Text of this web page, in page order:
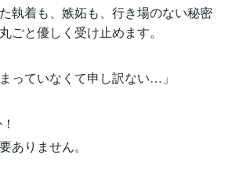
執着も、嫉妬も、行き場のない秘密
ごと優しく受け止めます。
っていなくて申し訳ない…」
ありません。